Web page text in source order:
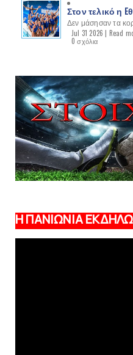
Στον τελικό η
Δεν μάσησαν τα
Jul 31 2026 | Read
0 σχόλια
Η ΠΑΝΙΩΝΙΑ